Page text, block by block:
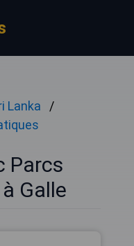
Lanka
Parcs
Galle